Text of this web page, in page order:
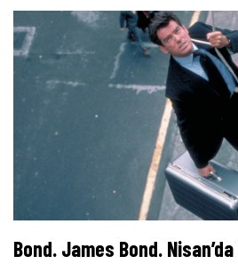
Bond. James Bond. Nisan’da